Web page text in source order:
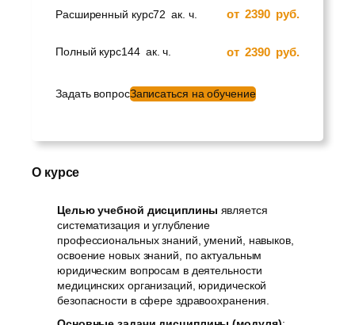
Расширенный курс72 ак. ч. от 2390 руб.
Полный курс144 ак. ч. от 2390 руб.
Задать вопросЗаписаться на обучение
О курсе
Целью учебной дисциплины является
систематизация и углубление
профессиональных знаний, умений, навыков,
освоение новых знаний, по актуальным
юридическим вопросам в деятельности
медицинских организаций, юридической
безопасности в сфере здравоохранения.